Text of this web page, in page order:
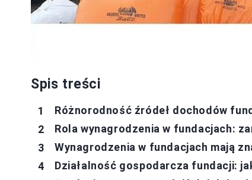
Spis treści
Różnorodność źródeł dochodów
Rola wynagrodzenia w fundacjach:
Wynagrodzenia w fundacjach mają
Działalność gospodarcza fundacji: